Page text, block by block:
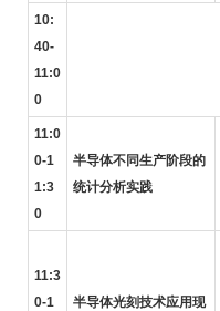
10:
40-
11:0
0
11:0
0-1
1:3
0
半导体不同生产阶段的
统计分析实践
11:3
0-1
半导体光刻技术应用现